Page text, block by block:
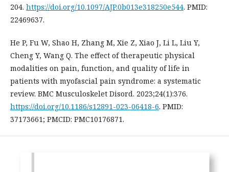
204. https://doi.org/10.1097/AJP.0b013e318250e544. PMID:
22469637.
He P, Fu W, Shao H, Zhang M, Xie Z, Xiao J, Li L, Liu Y,
Cheng Y, Wang Q. The effect of therapeutic physical
modalities on pain, function, and quality of life in
patients with myofascial pain syndrome: a systematic
review. BMC Musculoskelet Disord. 2023;24(1):376.
https://doi.org/10.1186/s12891-023-06418-6. PMID:
37173661; PMCID: PMC10176871.